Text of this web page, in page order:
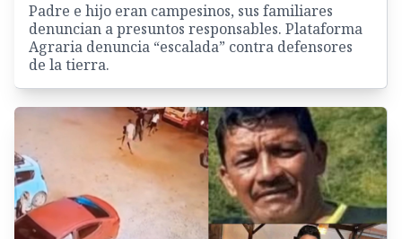
Padre e hijo eran campesinos, sus familiares
denuncian a presuntos responsables. Plataforma
Agraria denuncia “escalada” contra defensores
de la tierra.